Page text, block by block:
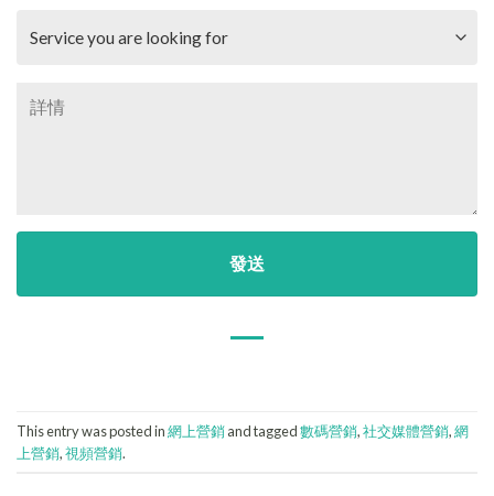
This entry was posted in網上營銷and tagged數碼營銷,社交媒體營銷,網
上營銷,視頻營銷.